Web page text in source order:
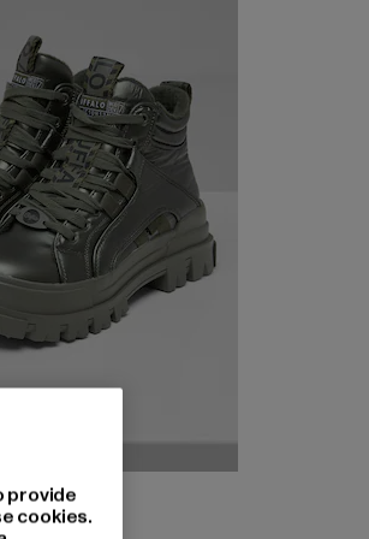
provide
cookies.